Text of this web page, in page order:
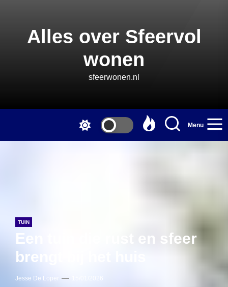
Alles over Sfeervol
wonen
sfeerwonen.nl
Menu
TUIN
Een tuin die rust en sfeer
brengt bij het huis
Jesse De Loper